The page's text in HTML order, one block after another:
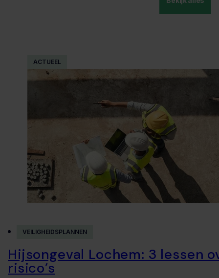
ACTUEEL
VEILIGHEIDSPLANNEN
Hijsongeval Lochem: 3 lessen
risico’s